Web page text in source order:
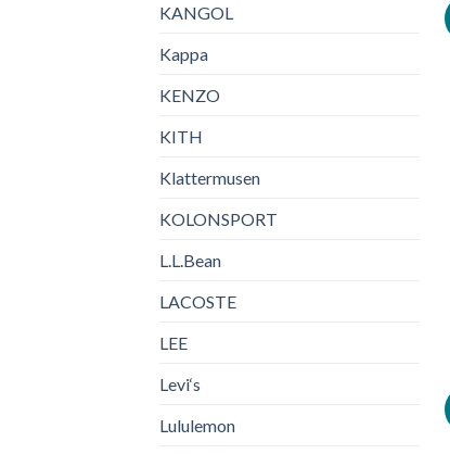
KANGOL
Kappa
KENZO
KITH
Klattermusen
KOLONSPORT
L.L.Bean
LACOSTE
LEE
Levi‘s
Lululemon